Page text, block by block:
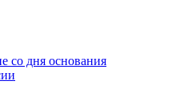
со дня основания